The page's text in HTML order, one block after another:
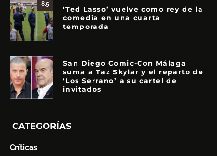
8.5
‘Ted Lasso’ vuelve como rey de la
comedia en una cuarta
temporada
San Diego Comic-Con Málaga
suma a Taz Skylar y el reparto de
‘Los Serrano’ a su cartel de
invitados
CATEGORÍAS
Críticas